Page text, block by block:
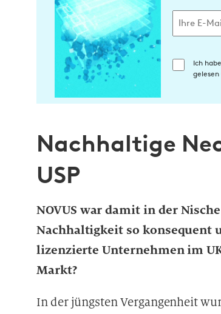
E
l
l
n
g
e
Ich
Nachhaltige
USP
NOVUS war damit in der
Nachhaltigkeit so konsequent
lizenzierte Unternehmen im
Markt?
In der jüngsten Vergangenheit